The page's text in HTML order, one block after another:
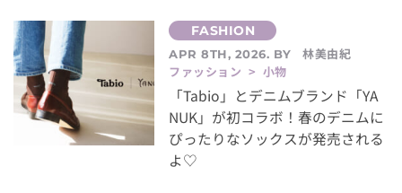
APR 8TH, 2026. BY
林美由紀
ファッション > 小物
「Tabio」とデニムブランド「YA
NUK」が初コラボ！春のデニムに
ぴったりなソックスが発売される
よ♡